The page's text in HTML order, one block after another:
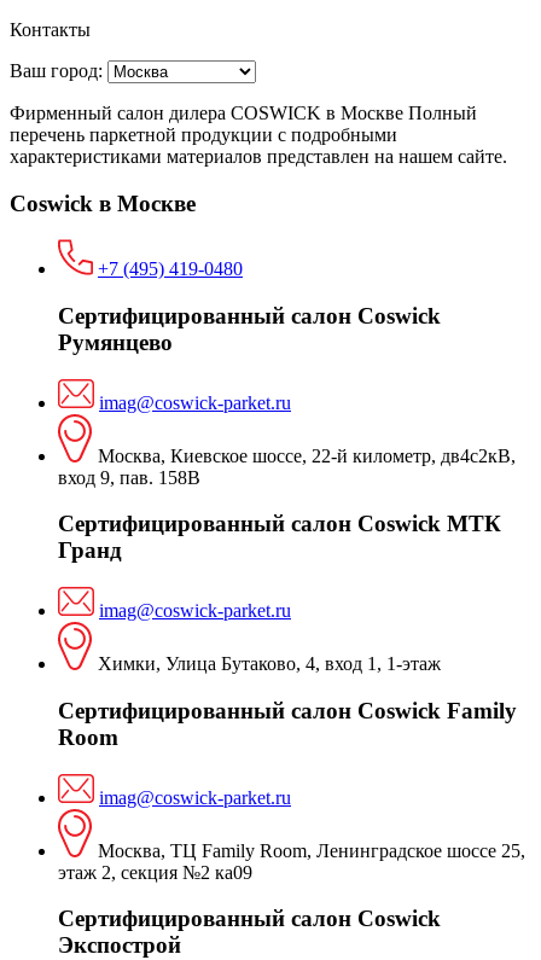
Контакты
Ваш город:
Фирменный салон дилера COSWICK в Москве Полный
перечень паркетной продукции с подробными
характеристиками материалов представлен на нашем сайте.
Coswick в Москве
+7 (495) 419-0480
Сертифицированный салон Coswick
Румянцево
imag@coswick-parket.ru
Москва, Киевское шоссе, 22-й километр, дв4с2кВ,
вход 9, пав. 158В
Сертифицированный салон Coswick МТК
Гранд
imag@coswick-parket.ru
Химки, Улица Бутаково, 4, вход 1, 1-этаж
Сертифицированный салон Coswick Family
Room
imag@coswick-parket.ru
Москва, ТЦ Family Room, Ленинградское шоссе 25,
этаж 2, секция №2 ка09
Сертифицированный салон Coswick
Экспострой